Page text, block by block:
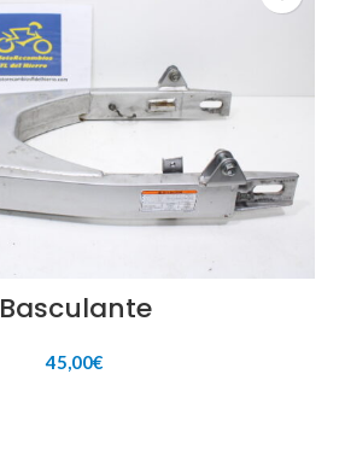
Basculante
45,00€